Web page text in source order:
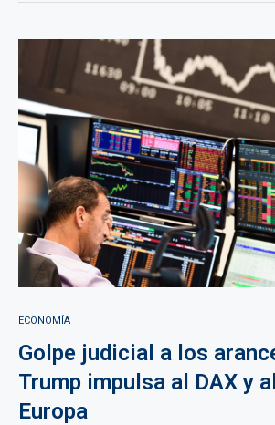
ECONOMÍA
Golpe judicial a los
Trump impulsa al DAX y
Europa